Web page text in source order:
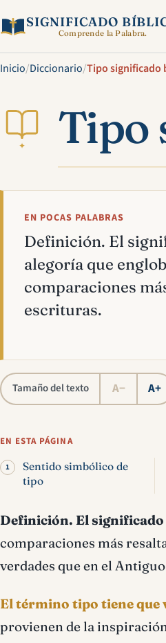
SIGNIFICADO
Comprende la Palabra.
Inicio/Diccionario/Tipo significado
✦ Tipo
EN POCAS PALABRAS
Definición. El
alegoría que
comparaciones
escrituras.
Tamaño del texto A− A+
EN ESTA PÁGINA
Sentido simbólico de
tipo
Definición. El
comparaciones más
verdades que en el
El término tipo tiene que
provienen de la